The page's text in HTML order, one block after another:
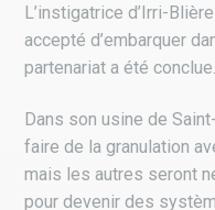
L’instigatrice d’Irri-
accepté d’embarquer
partenariat a été conclue.
Dans son usine de
faire de la granulation
mais les autres seront
pour devenir des